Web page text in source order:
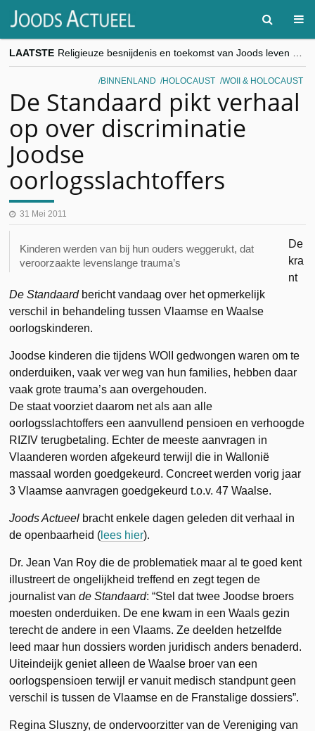
LAATSTE
“Besnijdenisdebat toont hoe moeilijk seculiere Westen minderheden begrijpt”, Jinnih Beels (Vooruit)
CITYTRIP | ROEMENIË – Boekarest: de verrassing van Oost-Europa
“Vandaag zit elke Jood in België op de beklaagdenbank”
BINNENLAND HOLOCAUST WOII & HOLOCAUST
De Standaard pikt verhaal
op over discriminatie
Joodse
oorlogsslachtoffers
31 Mei 2011
Kinderen werden van bij hun ouders weggerukt, dat
veroorzaakte levenslange trauma’s
De
kra
nt
De Standaardbericht vandaag over het opmerkelijk
verschil in behandeling tussen Vlaamse en Waalse
oorlogskinderen.
Joodse kinderen die tijdens WOII gedwongen waren om te
onderduiken, vaak ver weg van hun families, hebben daar
vaak grote trauma’s aan overgehouden.
De staat voorziet daarom net als aan alle
oorlogsslachtoffers een aanvullend pensioen en verhoogde
RIZIV terugbetaling. Echter de meeste aanvragen in
Vlaanderen worden afgekeurd terwijl die in Wallonië
massaal worden goedgekeurd. Concreet werden vorig jaar
3 Vlaamse aanvragen goedgekeurd t.o.v. 47 Waalse.
Joods Actueel bracht enkele dagen geleden dit verhaal in
de openbaarheid ( lees hier).
Dr. Jean Van Roy die de problematiek maar al te goed kent
illustreert de ongelijkheid treffend en zegt tegen de
journalist van de Standaard: “Stel dat twee Joodse broers
moesten onderduiken. De ene kwam in een Waals gezin
terecht de andere in een Vlaams. Ze deelden hetzelfde
leed maar hun dossiers worden juridisch anders benaderd.
Uiteindeijk geniet alleen de Waalse broer van een
oorlogspensioen terwijl er vanuit medisch standpunt geen
verschil is tussen de Vlaamse en de Franstalige dossiers”.
Regina Sluszny, de ondervoorzitter van de Vereniging van